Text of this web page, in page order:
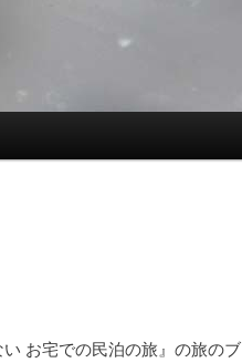
お宅での民泊の旅』の旅のブ